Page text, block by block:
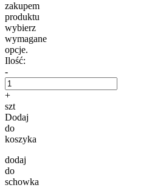
zakupem
produktu
wybierz
wymagane
opcje.
Ilość:
-
+
szt
Dodaj
do
koszyka
dodaj
do
schowka